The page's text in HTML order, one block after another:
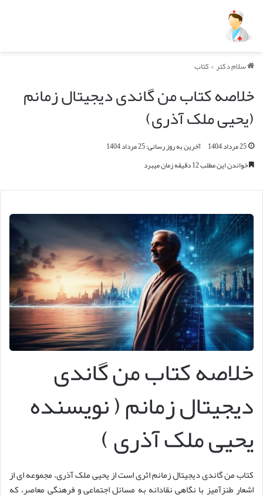
سلام دکتر>کتاب
خلاصه کتاب من گاندی دیجیتال زمانم
(یحیی ملک آذری)
25 مرداد 1404
آخرین به روز رسانی: 25 مرداد 1404
خواندن این مطلب 12 دقیقه زمان میبرد
خلاصه کتاب من گاندی
دیجیتال زمانم ( نویسنده
یحیی ملک آذری )
کتاب من گاندی دیجیتال زمانم اثری است از یحیی ملک آذری، مجموعه ای از
اشعار طنزآمیز با نگاهی نقادانه به مسائل اجتماعی و فرهنگی معاصر، که